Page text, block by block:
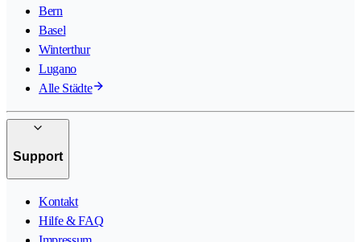
Bern
Basel
Winterthur
Lugano
Alle Städte
Support
Kontakt
Hilfe & FAQ